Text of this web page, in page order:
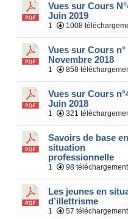
Vues sur Cours
Juin 2019
1 1008
Vues sur Cours n°
Novembre 2018
1 858
Vues sur Cours
Juin 2018
1 321
Savoirs de base en
situation
professionnelle
1 98
Les jeunes en
d’illettrisme
1 57